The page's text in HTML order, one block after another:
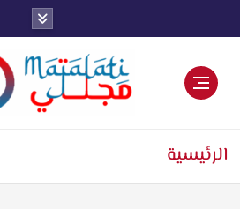
ل
الرئيسية